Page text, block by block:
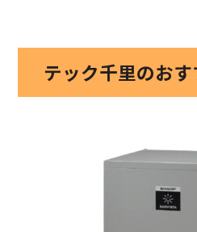
テック千里のおす